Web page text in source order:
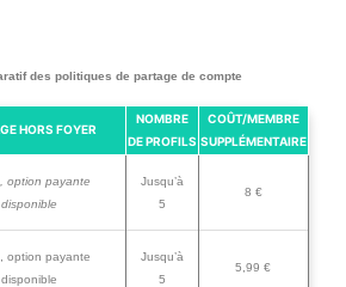
des politiques de partage de compte
HORS FOYER
NOMBRE
DE PROFILS
COÛT/MEMBRE
SUPPLÉMENTAIRE
option payante
disponible
Jusqu’à
5
8 €
option payante
disponible
Jusqu’à
5
5,99 €